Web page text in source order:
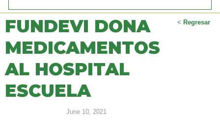
< Regresar
FUNDEVI DONA
MEDICAMENTOS
AL HOSPITAL
ESCUELA
June 10, 2021